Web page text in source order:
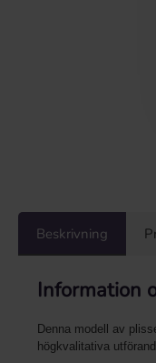
Beskrivning
Information
Denna modell av
högkvalitativa